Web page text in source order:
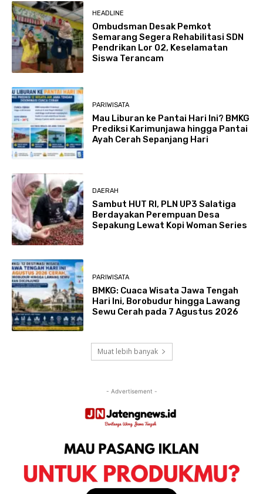
HEADLINE
Ombudsman Desak Pemkot
Semarang Segera Rehabilitasi SDN
Pendrikan Lor 02, Keselamatan
Siswa Terancam
PARIWISATA
Mau Liburan ke Pantai Hari Ini? BMKG
Prediksi Karimunjawa hingga Pantai
Ayah Cerah Sepanjang Hari
DAERAH
Sambut HUT RI, PLN UP3 Salatiga
Berdayakan Perempuan Desa
Sepakung Lewat Kopi Woman Series
PARIWISATA
BMKG: Cuaca Wisata Jawa Tengah
Hari Ini, Borobudur hingga Lawang
Sewu Cerah pada 7 Agustus 2026
Muat lebih banyak
- Advertisement -